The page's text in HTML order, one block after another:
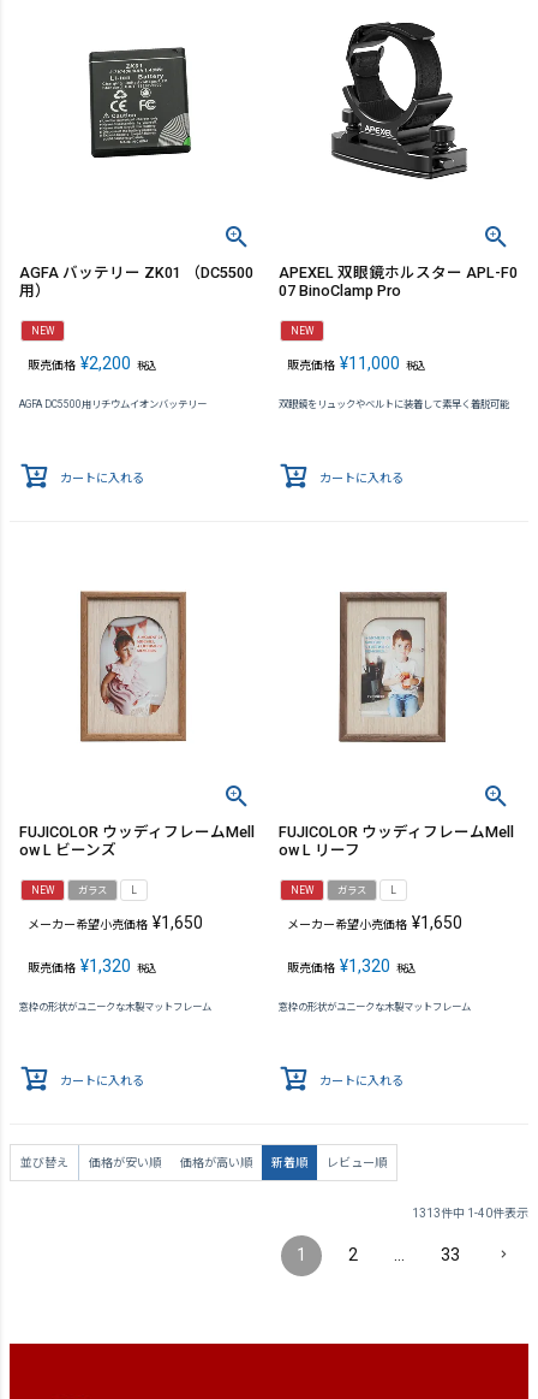
AGFA バッテリー ZK01 （DC5500
用）
NEW
販売価格 ¥2,200 税込
AGFA DC5500用リチウムイオンバッテリー
カートに入れる
APEXEL 双眼鏡ホルスター APL-F0
07 BinoClamp Pro
NEW
販売価格 ¥11,000 税込
双眼鏡をリュックやベルトに装着して素早く着脱可能
カートに入れる
FUJICOLOR ウッディフレームMell
ow L ビーンズ
NEW ガラス L
メーカー希望小売価格 ¥1,650
販売価格 ¥1,320 税込
窓枠の形状がユニークな木製マットフレーム
カートに入れる
FUJICOLOR ウッディフレームMell
ow L リーフ
NEW ガラス L
メーカー希望小売価格 ¥1,650
販売価格 ¥1,320 税込
窓枠の形状がユニークな木製マットフレーム
カートに入れる
並び替え 価格が安い順 価格が高い順 新着順 レビュー順
1313件中 1 -40件表示
1 2 … 33